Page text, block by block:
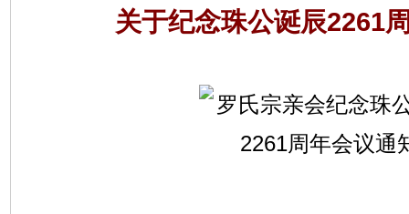
关于纪念珠公诞辰2261